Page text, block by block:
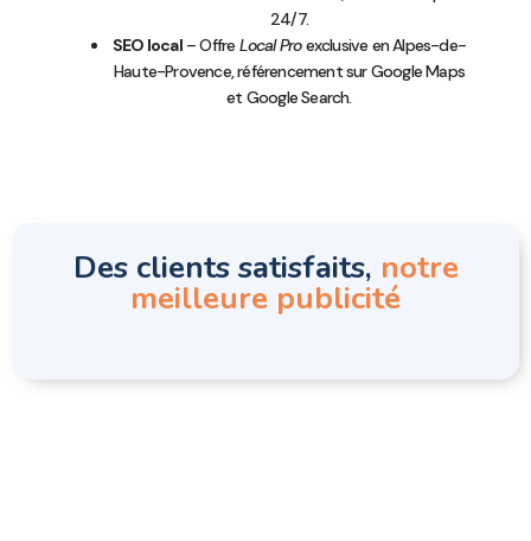
24/7.
SEO local– Offre Local Proexclusive en Alpes-de-
Haute-Provence, référencement sur Google Maps
et Google Search.
Des clients satisfaits, notre
meilleure publicité